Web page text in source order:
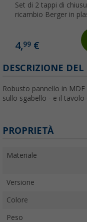
Set di 2 tappi di
ricambio Berger in
4,99 €
DESCRIZIONE
Robusto pannello in
sullo sgabello - e il tavolo
PROPRIETÀ
Materiale
Versione
Colore
Peso